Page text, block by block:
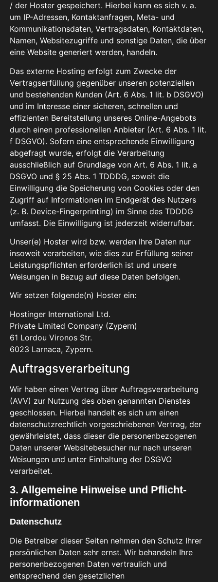
/ der Hoster gespeichert. Hierbei kann es sich v. a.
um IP-Adressen, Kontaktanfragen, Meta- und
Kommunikationsdaten, Vertragsdaten, Kontaktdaten,
Namen, Websitezugriffe und sonstige Daten, die über
eine Website generiert werden, handeln.
Das externe Hosting erfolgt zum Zwecke der
Vertragserfüllung gegenüber unseren potenziellen
und bestehenden Kunden (Art. 6 Abs. 1 lit. b DSGVO)
und im Interesse einer sicheren, schnellen und
effizienten Bereitstellung unseres Online-Angebots
durch einen professionellen Anbieter (Art. 6 Abs. 1 lit.
f DSGVO). Sofern eine entsprechende Einwilligung
abgefragt wurde, erfolgt die Verarbeitung
ausschließlich auf Grundlage von Art. 6 Abs. 1 lit. a
DSGVO und § 25 Abs. 1 TDDDG, soweit die
Einwilligung die Speicherung von Cookies oder den
Zugriff auf Informationen im Endgerät des Nutzers
(z. B. Device-Fingerprinting) im Sinne des TDDDG
umfasst. Die Einwilligung ist jederzeit widerrufbar.
Unser(e) Hoster wird bzw. werden Ihre Daten nur
insoweit verarbeiten, wie dies zur Erfüllung seiner
Leistungspflichten erforderlich ist und unsere
Weisungen in Bezug auf diese Daten befolgen.
Wir setzen folgende(n) Hoster ein:
Hostinger International Ltd.
Private Limited Company (Zypern)
61 Lordou Vironos Str.
6023 Larnaca, Zypern.
Auftragsverarbeitung
Wir haben einen Vertrag über Auftragsverarbeitung
(AVV) zur Nutzung des oben genannten Dienstes
geschlossen. Hierbei handelt es sich um einen
datenschutzrechtlich vorgeschriebenen Vertrag, der
gewährleistet, dass dieser die personenbezogenen
Daten unserer Websitebesucher nur nach unseren
Weisungen und unter Einhaltung der DSGVO
verarbeitet.
3. Allgemeine Hinweise und Pflicht­
informationen
Datenschutz
Die Betreiber dieser Seiten nehmen den Schutz Ihrer
persönlichen Daten sehr ernst. Wir behandeln Ihre
personenbezogenen Daten vertraulich und
entsprechend den gesetzlichen